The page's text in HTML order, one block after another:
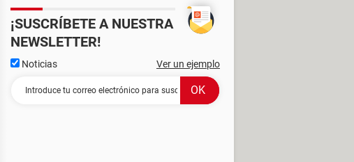
¡SUSCRÍBETE A NUESTRA
NEWSLETTER!
Noticias Ver un ejemplo